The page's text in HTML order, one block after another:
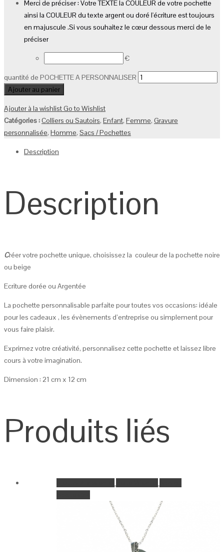
Merci de préciser : Votre TEXTE la COULEUR de votre pochette
ainsi la COULEUR du texte argent ou doré l'écriture est toujours
en majuscule .Si vous souhaitez le cœur dessous merci de le
préciser
€
quantité de POCHETTE A PERSONNALISER
Ajouter au panier
Ajouter à la wishlistGo to Wishlist
Catégories :Colliers ou Sautoirs, Enfant, Femme, Gravure
personnalisée, Homme, Sacs / Pochettes
Description
Description
Créer votre pochette unique, choisissez la couleur de la pochette noire
ou beige
Ecriture dorée ou Argentée
La pochette personnalisable parfaite pour toutes vos occasions: idéale
pour les cadeaux , les évènements d’entreprise ou simplement pour
vous faire plaisir.
Exprimez votre créativité, personnalisez cette pochette et laissez libre
cours à votre imagination.
Dimension : 21 cm x 12 cm
Produits liés